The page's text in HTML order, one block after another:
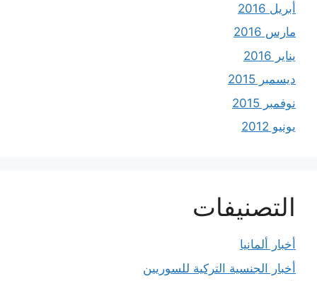
أبريل 2016
مارس 2016
يناير 2016
ديسمبر 2015
نوفمبر 2015
يونيو 2012
التصنيفات
أخبار ألمانيا
أخبار الجنسية التركية للسوريين